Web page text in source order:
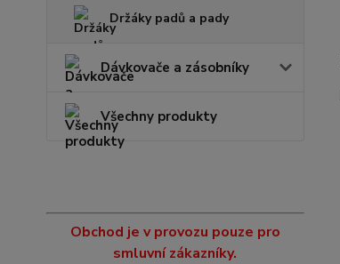
Držáky padů a pady
Dávkovače a zásobníky
Všechny produkty
Obchod je v provozu pouze pro
smluvní zákazníky.